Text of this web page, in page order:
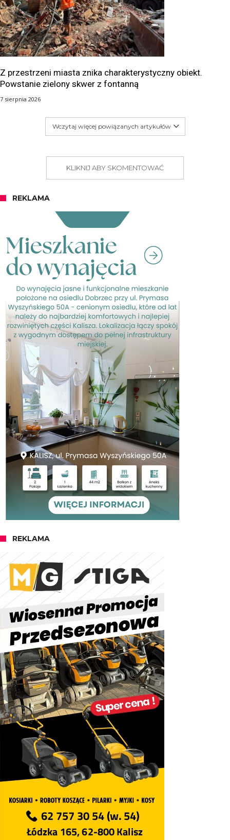
Z przestrzeni miasta znika charakterystyczny obiekt.
Powstanie zielony skwer z fontanną
7 sierpnia 2026
Wczytaj więcej powiązanych artykułów
KLIKNIJ ABY SKOMENTOWAĆ
REKLAMA
REKLAMA